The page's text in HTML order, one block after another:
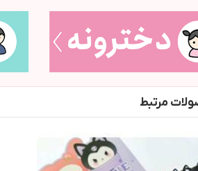
مرتبط